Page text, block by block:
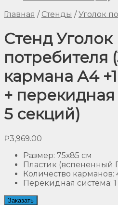
Главная / Стенды / Уголок
Стенд Уголок
потребителя
кармана А4
+
5 секций)
₽3,969.00
Размер: 75х85 см
Пластик (вспененный
Количество карманов:
Перекидная система: 1
Заказать